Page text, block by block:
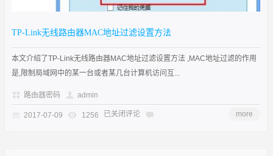
TP-Link无线路由器MAC地址过滤设置方法
本文介绍了TP-Link无线路由器MAC地址过滤设置方法 ,MAC地址过滤的作用
是,限制局域网中的某一台或者某几台计算机访问互...
路由器密码 admin
2017-07-09 1256 已关闭评论 more